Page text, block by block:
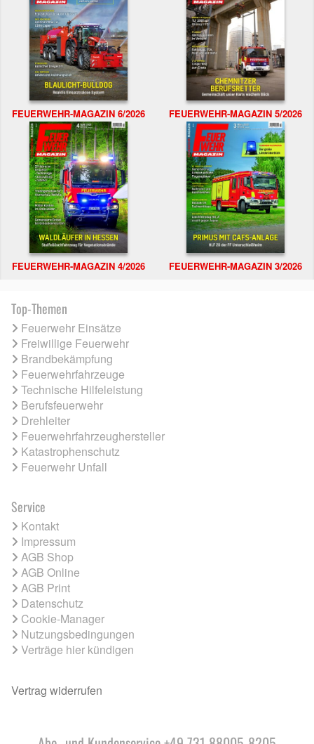
FEUERWEHR-MAGAZIN 6/2026 FEUERWEHR-MAGAZIN 5/2026
FEUERWEHR-MAGAZIN 4/2026 FEUERWEHR-MAGAZIN 3/2026
Top-Themen
Feuerwehr Einsätze
Freiwillige Feuerwehr
Brandbekämpfung
Feuerwehrfahrzeuge
Technische Hilfeleistung
Berufsfeuerwehr
Drehleiter
Feuerwehrfahrzeughersteller
Katastrophenschutz
Feuerwehr Unfall
Service
Kontakt
Impressum
AGB Shop
AGB Online
AGB Print
Datenschutz
Cookie-Manager
Nutzungsbedingungen
Verträge hier kündigen
Vertrag widerrufen